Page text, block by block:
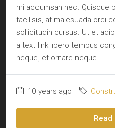
mi accumsan nec. Quisque
facilisis, at malesuada orci
sollicitudin cursus. Ut et
a text link libero tempus
neque, et ornare neque...
10 years ago
Read